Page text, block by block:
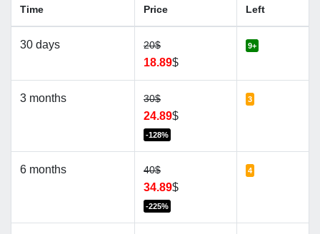
Time Price Left
30 days 20$
18.89$
9+
3 months 30$
24.89$
-128%
3
6 months 40$
34.89$
-225%
4